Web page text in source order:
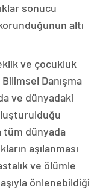
sonucu
altı
ve çocukluk
Danışma
ve dünyadaki
tüm dünyada
aşılanması
ve ölümle
önlenebildiği